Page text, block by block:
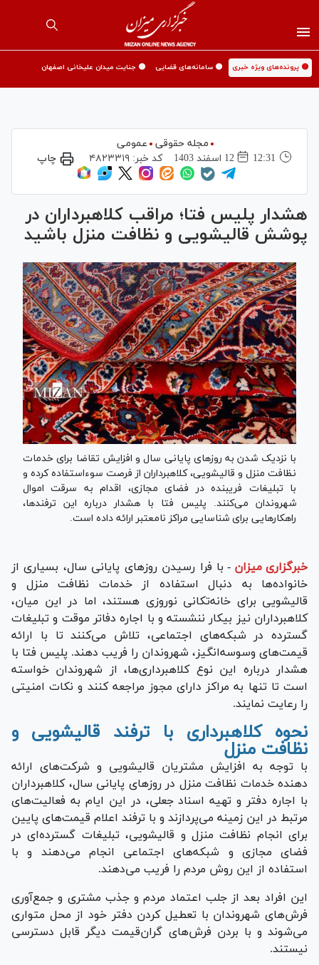
🟡 پرونده‌های ویژه خبری 🟡 سامانه‌های قضایی 🟡 جنایت میدان علیخانی اصفهان
مجله حقوقی
عمومی
12:31
12 اسفند 1403 کد خبر:۴۸۲۳۳۱۹ چاپ
هشدار پلیس فتا؛ مراقب کلاهبرداران در
پوشش قالیشویی و نظافت منزل باشید
با نزدیک شدن به روز‌های پایانی سال و افزایش تقاضا برای خدمات
نظافت منزل و قالیشویی، کلاهبرداران از فرصت سوءاستفاده کرده و
با تبلیغات فریبنده در فضای مجازی، اقدام به سرقت اموال
شهروندان می‌کنند. پلیس فتا با هشدار درباره این ترفندها،
راهکار‌هایی برای شناسایی مراکز نامعتبر ارائه داده است.
خبرگزاری میزان - با فرا رسیدن روز‌های پایانی سال، بسیاری از
خانواده‌ها به دنبال استفاده از خدمات نظافت منزل و
قالیشویی برای خانه‌تکانی نوروزی هستند، اما در این میان،
کلاهبرداران نیز بیکار ننشسته و با اجاره دفاتر موقت و تبلیغات
گسترده در شبکه‌های اجتماعی، تلاش می‌کنند تا با ارائه
قیمت‌های وسوسه‌انگیز، شهروندان را فریب دهند. پلیس فتا با
هشدار درباره این نوع کلاهبرداری‌ها، از شهروندان خواسته
است تا تنها به مراکز دارای مجوز مراجعه کنند و نکات امنیتی
را رعایت نمایند.
نحوه کلاهبرداری با ترفند قالیشویی و
نظافت منزل
با توجه به افزایش مشتریان قالیشویی و شرکت‌های ارائه
دهنده خدمات نظافت منزل در روزهای پایانی سال، کلاهبرداران
با اجاره دفتر و تهیه اسناد جعلی، در این ایام به فعالیت‌های
مرتبط در این زمینه می‌پردازند و با ترفند اعلام قیمت‌های پایین
برای انجام نظافت منزل و قالیشویی، تبلیغات گسترده‌ای در
فضای مجازی و شبکه‌های اجتماعی انجام می‌دهند و با
استفاده از این روش مردم را فریب می‌دهند.
این افراد بعد از جلب اعتماد مردم و جذب مشتری و جمع‌آوری
فرش‌های شهروندان با تعطیل کردن دفتر خود از محل متواری
می‌شوند و با بردن فرش‌های گران‌قیمت دیگر قابل دسترسی
نیستند.